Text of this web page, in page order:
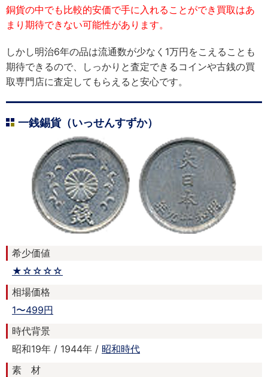
銅貨の中でも比較的安価で手に入れることができ買取はあ
まり期待できない可能性があります。
しかし明治6年の品は流通数が少なく1万円をこえることも
期待できるので、しっかりと査定できるコインや古銭の買
取専門店に査定してもらえると安心です。
一銭錫貨（いっせんすずか）
希少価値
★☆☆☆☆
相場価格
1〜499円
時代背景
昭和19年 / 1944年 / 昭和時代
素 材